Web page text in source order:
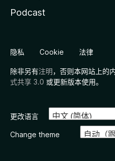
Podcast
隐私 Cookie 法律
除非另有注明，否则本网站上的
式共享 3.0 或更新版本使用。
更改语言
Change theme